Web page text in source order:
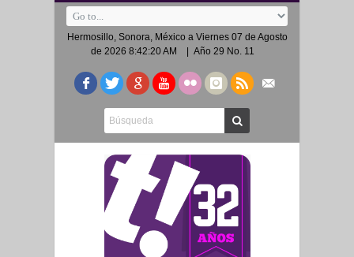
Hermosillo, Sonora, México a Viernes 07 de Agosto
de 2026 8:42:20 AM
| Año 29 No. 11